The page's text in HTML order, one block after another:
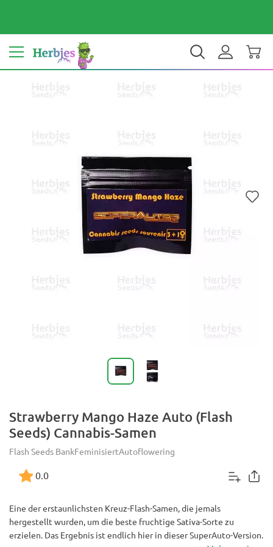
Dein Land: Vereinigte Staaten $ USD DE
Strawberry Mango Haze Auto (Flash
Seeds) Cannabis-Samen
Flash Seeds BankFeminisiertAutoflowering
0.0
Eine der erstaunlichsten Kreuz-Flash-Samen, die jemals
hergestellt wurden, um die beste fruchtige Sativa-Sorte zu
erzielen. Das Ergebnis ist endlich hier in dieser SuperAuto-Version.